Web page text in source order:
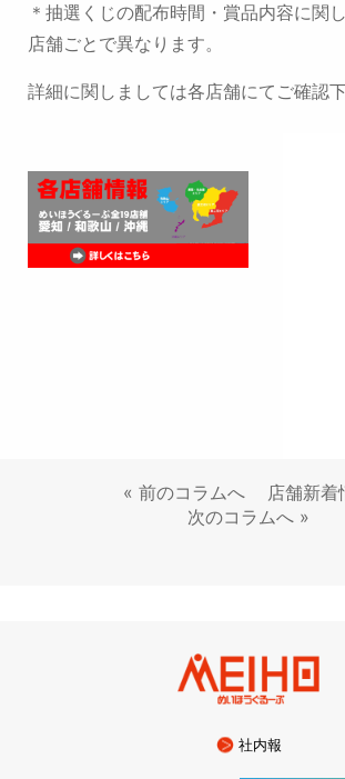
＊抽選くじの配布時間・賞品内容に関
店舗ごとで異なります。
詳細に関しましては各店舗にてご確認下
« 前のコラムへ
店舗新着
次のコラムへ»
社内報